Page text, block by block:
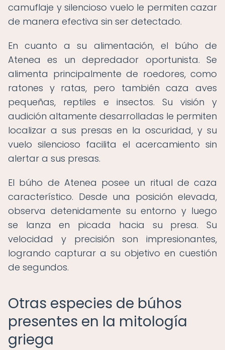
camuflaje y silencioso vuelo le permiten cazar
de manera efectiva sin ser detectado.
En cuanto a su alimentación, el búho de
Atenea es un depredador oportunista. Se
alimenta principalmente de roedores, como
ratones y ratas, pero también caza aves
pequeñas, reptiles e insectos. Su visión y
audición altamente desarrolladas le permiten
localizar a sus presas en la oscuridad, y su
vuelo silencioso facilita el acercamiento sin
alertar a sus presas.
El búho de Atenea posee un ritual de caza
característico. Desde una posición elevada,
observa detenidamente su entorno y luego
se lanza en picada hacia su presa. Su
velocidad y precisión son impresionantes,
logrando capturar a su objetivo en cuestión
de segundos.
Otras especies de búhos
presentes en la mitología
griega